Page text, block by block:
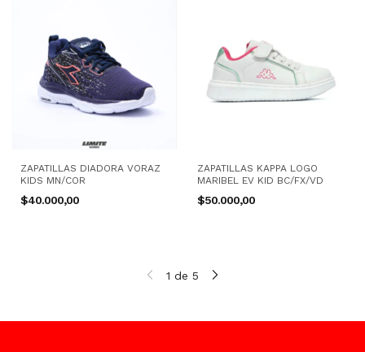
ZAPATILLAS DIADORA VORAZ
KIDS MN/COR
$40.000,00
ZAPATILLAS KAPPA LOGO
MARIBEL EV KID BC/FX/VD
$50.000,00
1 de 5